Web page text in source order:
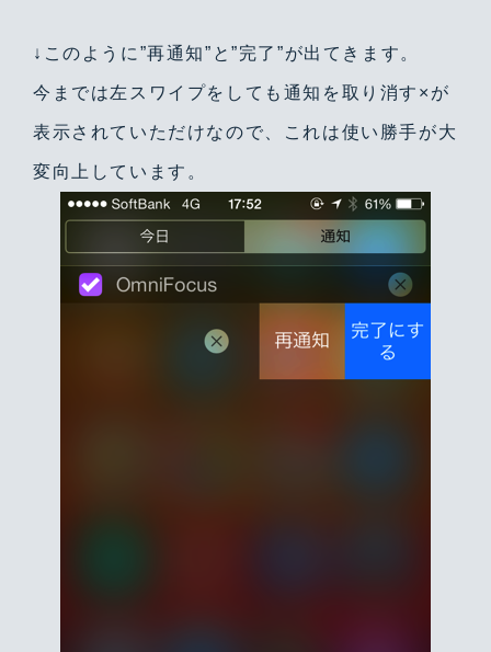
↓このように”再通知”と”完了”が出てきます。
今までは左スワイプをしても通知を取り消す×が
表示されていただけなので、これは使い勝手が大
変向上しています。